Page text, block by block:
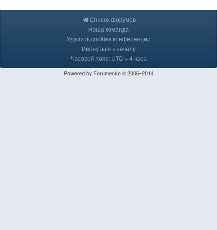
Список форумов
Наша команда
Удалить cookies конференции
Вернуться к началу
Часовой пояс: UTC + 4 часа
Powered by Forumenko© 2006–2014